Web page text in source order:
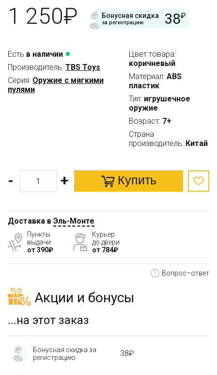
1 250₽ Бонусная скидка
за регистрацию 38₽
Есть в наличии
Производитель: TBS Toys
Серия: Оружие с мягкими
пулями
Цвет товара:
коричневый
Материал: ABS
пластик
Тип: игрушечное
оружие
Возраст: 7+
Страна
производитель: Китай
- + Купить
Доставка в Эль-Монте
Пункты
выдачи
от 390₽
Курьер
до двери
от 784₽
? Вопрос–ответ
Акции и бонусы
...на этот заказ
Бонусная скидка за
регистрацию
38₽